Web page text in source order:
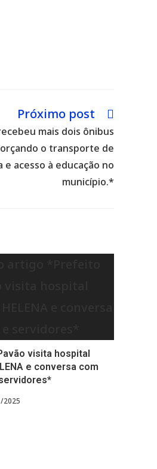
Próximo post
mais dois ônibus
o transporte de
acesso à educação no
município.*
visita hospital
e conversa com
2025